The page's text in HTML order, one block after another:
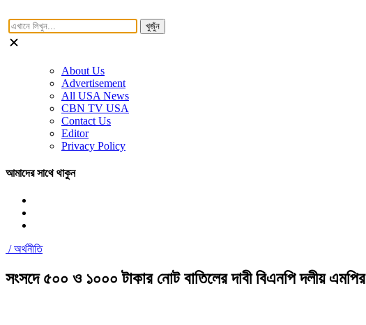
খুজুঁন
About Us
Advertisement
All USA News
CBN TV USA
Contact Us
Editor
Privacy Policy
আমাদের সাথে থাকুন
/অর্থনীতি
সংসদে ৫০০ ও ১০০০ টাকার নোট বাতিলের দাবী বিএনপি দলীয় এমপির